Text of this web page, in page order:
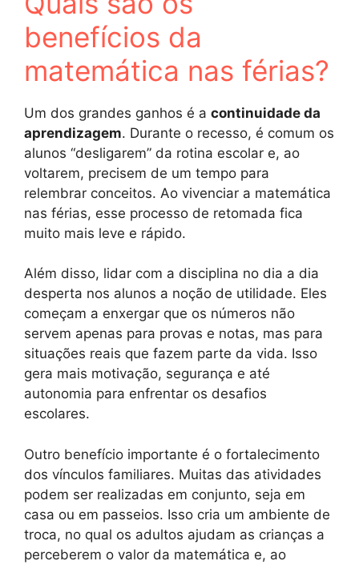
benefícios da
matemática nas férias?
Um dos grandes ganhos é a continuidade da
aprendizagem. Durante o recesso, é comum os
alunos “desligarem” da rotina escolar e, ao
voltarem, precisem de um tempo para
relembrar conceitos. Ao vivenciar a matemática
nas férias, esse processo de retomada fica
muito mais leve e rápido.
Além disso, lidar com a disciplina no dia a dia
desperta nos alunos a noção de utilidade. Eles
começam a enxergar que os números não
servem apenas para provas e notas, mas para
situações reais que fazem parte da vida. Isso
gera mais motivação, segurança e até
autonomia para enfrentar os desafios
escolares.
Outro benefício importante é o fortalecimento
dos vínculos familiares. Muitas das atividades
podem ser realizadas em conjunto, seja em
casa ou em passeios. Isso cria um ambiente de
troca, no qual os adultos ajudam as crianças a
perceberem o valor da matemática e, ao